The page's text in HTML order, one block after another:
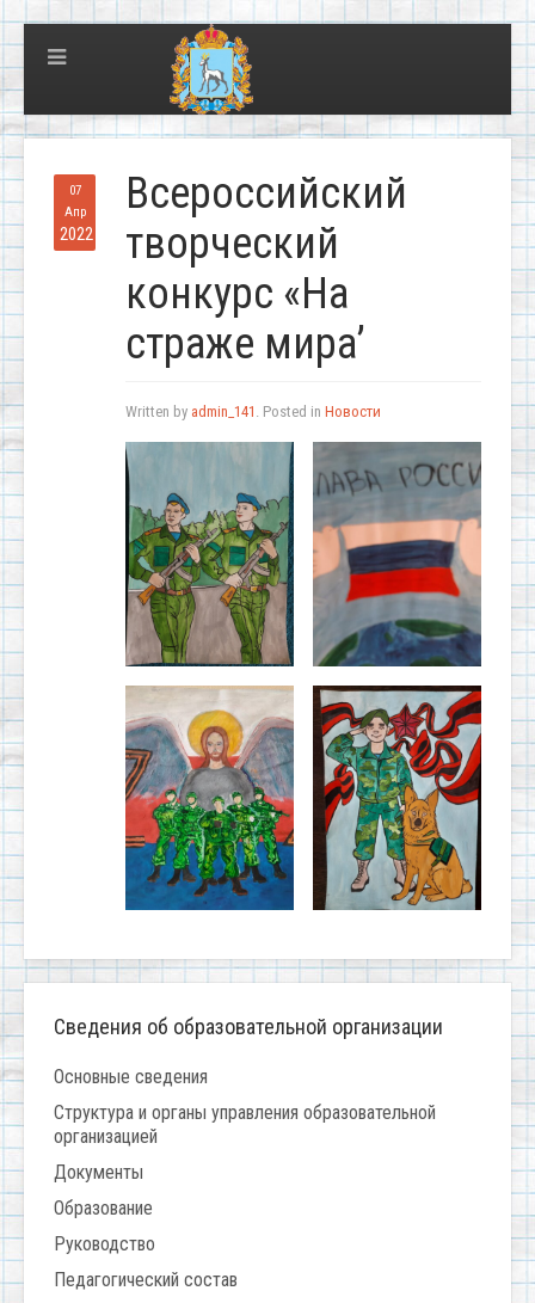
07
Апр
2022
Всероссийский
творческий
конкурс «На
страже мира’
Written by admin_141 . Posted in Новости
Сведения об образовательной организации
Основные сведения
Структура и органы управления образовательной
организацией
Документы
Образование
Руководство
Педагогический состав